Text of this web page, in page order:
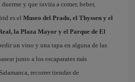
y que invita a comer, beber,
es el Museo del Prado, el Thyssen y el
la Plaza Mayor y el Parque de El
un vino y una tapa en alguna de las
junto a los escaparates más
recorrer tiendas de